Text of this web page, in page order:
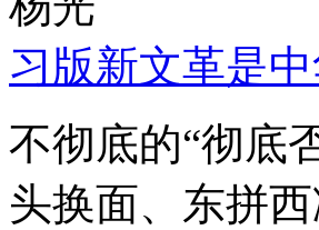
习版新文革是
不彻底的“彻底
头换面、东拼